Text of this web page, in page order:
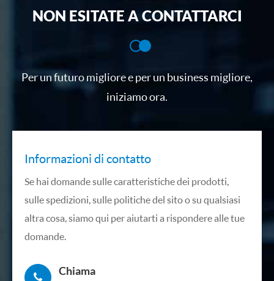
NON ESITATE A CONTATTARCI
Per un futuro migliore e per un business migliore,
iniziamo ora.
Informazioni di contatto
Se hai domande sulle caratteristiche dei prodotti,
sulle spedizioni, sulle politiche del sito o su qualsiasi
altra cosa, siamo qui per aiutarti a rispondere alle tue
domande.
Chiama